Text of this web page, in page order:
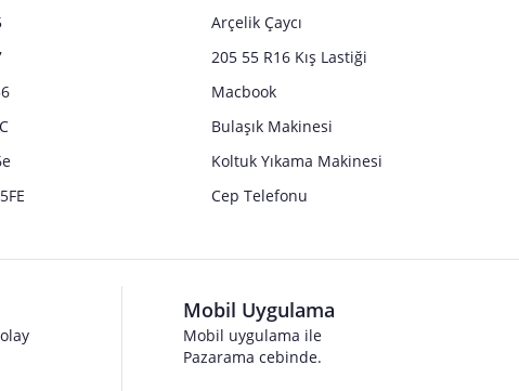
Arçelik Çaycı
205 55 R16 Kış Lastiği
Macbook
Bulaşık Makinesi
Koltuk Yıkama Makinesi
Cep Telefonu
Mobil Uygulama
Mobil uygulama ile
Pazarama cebinde.